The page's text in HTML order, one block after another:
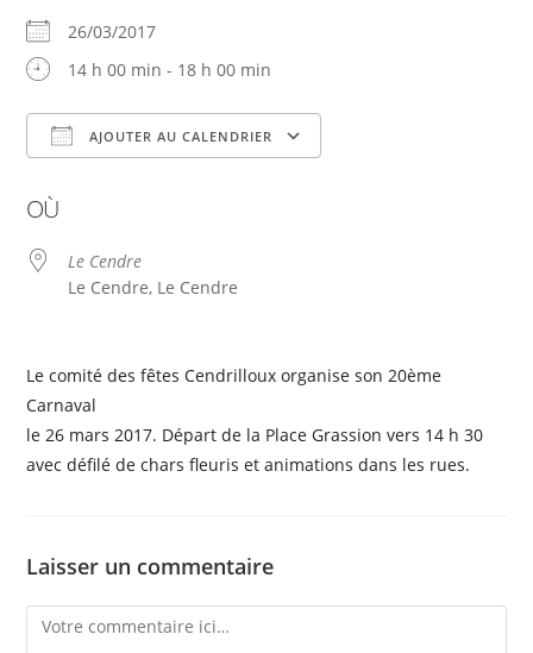
26/03/2017
14 h 00 min - 18 h 00 min
AJOUTER AU CALENDRIER
OÙ
Le Cendre
Le Cendre, Le Cendre
Le comité des fêtes Cendrilloux organise son 20ème
Carnaval
le 26 mars 2017. Départ de la Place Grassion vers 14 h 30
avec défilé de chars fleuris et animations dans les rues.
Laisser un commentaire